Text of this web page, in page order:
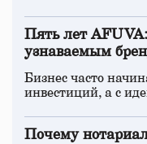
Пять лет
узнаваемым
Бизнес часто
инвестиций, а с
Почему